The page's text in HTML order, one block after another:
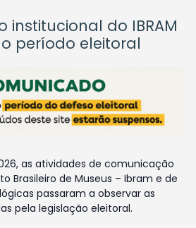
institucional do IBRAM
período eleitoral
as atividades de comunicação
Brasileiro de Museus – Ibram e de
passaram a observar as
pela legislação eleitoral.